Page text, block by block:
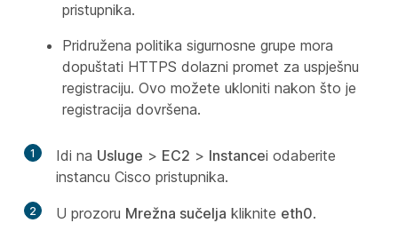
pristupnika.
Pridružena politika sigurnosne grupe mora
dopuštati HTTPS dolazni promet za uspješnu
registraciju. Ovo možete ukloniti nakon što je
registracija dovršena.
1 Idi na Usluge > EC2 > Instancei odaberite
instancu Cisco pristupnika.
2 U prozoru Mrežna sučelja kliknite eth0.